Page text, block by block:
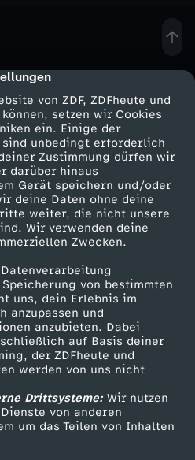
von ZDF, ZDFheute und
setzen wir Cookies
ein. Einige der
sind unbedingt erforderlich
Zustimmung dürfen wir
darüber hinaus
Gerät speichern und/oder
deine Daten ohne deine
weiter, die nicht unsere
Wir verwenden deine
Zwecken.
von bestimmten
uns, dein Erlebnis im
anzupassen und
anzubieten. Dabei
auf Basis deiner
der ZDFheute und
werden von uns nicht
Drittsysteme:Wir nutzen
von anderen
um das Teilen von Inhalten
Service
ZDFmitreden
Kontakt zum ZDF
Tickets
Zuschauerservice
Hilfe